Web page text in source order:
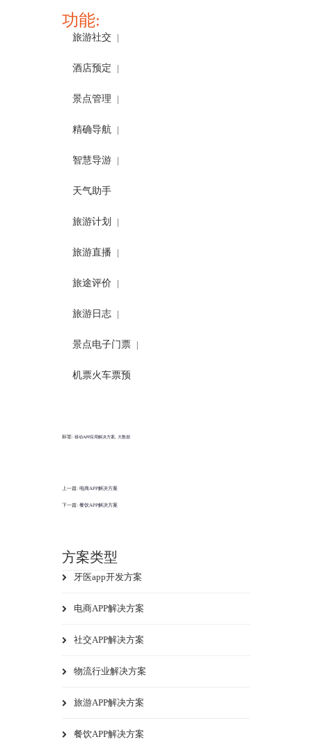
功能:
旅游社交
酒店预定
景点管理
精确导航
智慧导游
天气助手
旅游计划
旅游直播
旅途评价
旅游日志
景点电子门票
机票火车票预
标签: 移动APP应用解决方案 大数据
上一篇: 电商APP解决方案
下一篇: 餐饮APP解决方案
方案类型
牙医app开发方案
电商APP解决方案
社交APP解决方案
物流行业解决方案
旅游APP解决方案
餐饮APP解决方案